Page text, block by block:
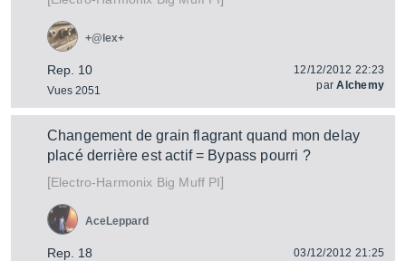
Rep. 10
Vues 2051
+@lex+
12/12/2012 22:23
parAlchemy
Changement de grain flagrant quand mon delay
placé derrière est actif = Bypass pourri ?
[Electro-Harmonix Big Muff PI]
Rep. 18
AceLeppard
03/12/2012 21:25